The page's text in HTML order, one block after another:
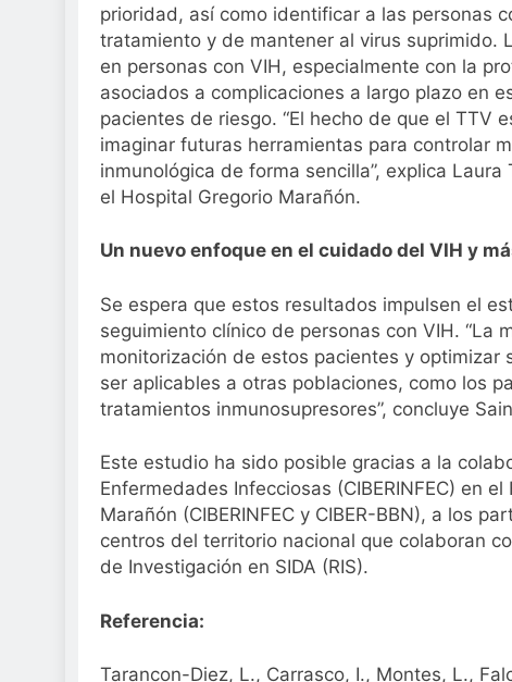
prioridad, así como identificar a las personas
tratamiento y de mantener al virus suprimido.
en personas con VIH, especialmente con la
asociados a complicaciones a largo plazo en
pacientes de riesgo. “El hecho de que el TTV
imaginar futuras herramientas para controlar
inmunológica de forma sencilla”, explica
el Hospital Gregorio Marañón.
Un nuevo enfoque en el cuidado del VIH y
Se espera que estos resultados impulsen el
seguimiento clínico de personas con VIH. “La
monitorización de estos pacientes y
ser aplicables a otras poblaciones, como los
tratamientos inmunosupresores”, concluye
Este estudio ha sido posible gracias a la
Enfermedades Infecciosas (CIBERINFEC) en
Marañón (CIBERINFEC y CIBER-BBN), a los
centros del territorio nacional que colaboran
de Investigación en SIDA (RIS).
Referencia:
Tarancon-Diez, L., Carrasco, I., Montes, L.,